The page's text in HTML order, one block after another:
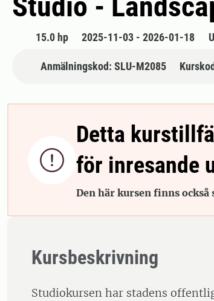
15.0 hp 2025-11-03 - 2026-01-18
Anmälningskod: SLU-M2085

Detta
för inresande
Den här kursen finns
Kursbeskrivning
Studiokursen har stadens